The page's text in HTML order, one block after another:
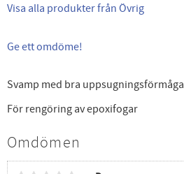
Visa alla produkter från Övrig
Ge ett omdöme!
Svamp med bra uppsugningsförmåga
För rengöring av epoxifogar
Omdömen